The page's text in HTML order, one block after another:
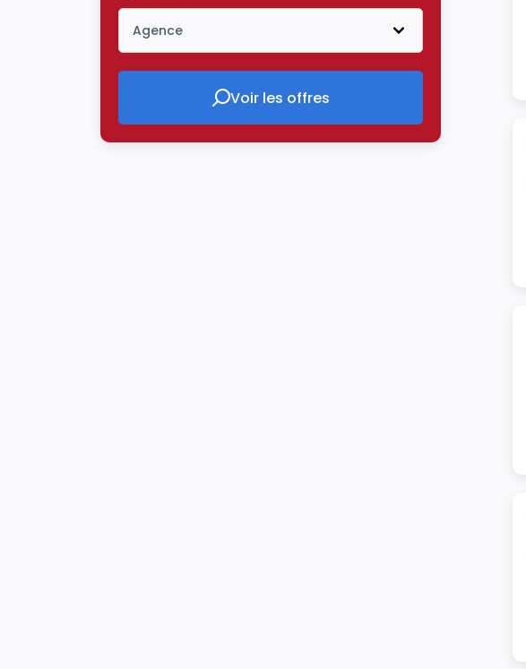
Agence
Icône ouvrir la liste déroulante
Voir les offres
Voir les offres